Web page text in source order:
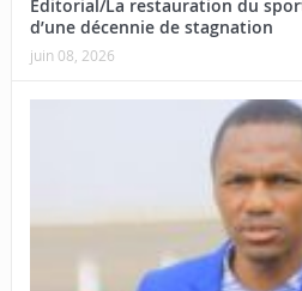
Editorial/La restauration du
d’une décennie de stagnation
juin 08, 2026